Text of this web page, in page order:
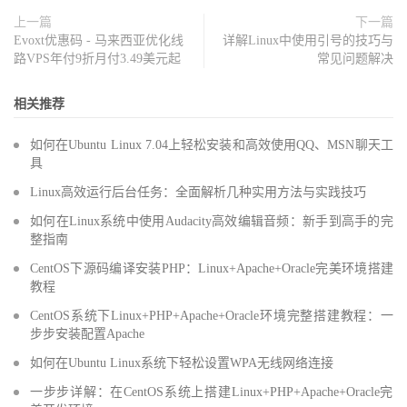
上一篇
Evoxt优惠码 - 马来西亚优化线
路VPS年付9折月付3.49美元起
下一篇
详解Linux中使用引号的技巧与
常见问题解决
相关推荐
如何在Ubuntu Linux 7.04上轻松安装和高效使用QQ、MSN聊天工
具
Linux高效运行后台任务：全面解析几种实用方法与实践技巧
如何在Linux系统中使用Audacity高效编辑音频：新手到高手的完
整指南
CentOS下源码编译安装PHP：Linux+Apache+Oracle完美环境搭建
教程
CentOS系统下Linux+PHP+Apache+Oracle环境完整搭建教程：一
步步安装配置Apache
如何在Ubuntu Linux系统下轻松设置WPA无线网络连接
一步步详解：在CentOS系统上搭建Linux+PHP+Apache+Oracle完